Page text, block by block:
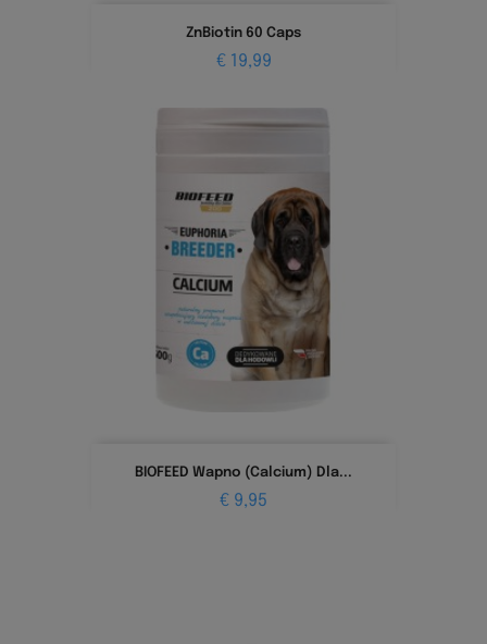
ZnBiotin 60 Caps
Prijs
€ 19,99
BIOFEED Wapno (Calcium) Dla...
Prijs
€ 9,95